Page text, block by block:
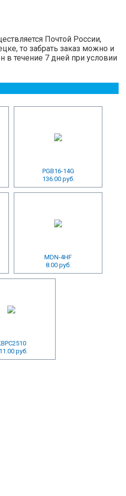
Почтой России,
то забрать заказ можно и
в течение 7 дней при условии
PGB16-14G
136.00 руб.
MDN-4HF
8.00 руб.
руб.